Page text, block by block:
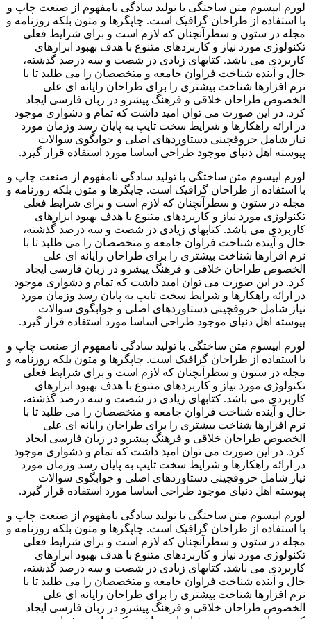
لورم ایپسوم متن ساختگی با تولید سادگی نامفهوم از صنعت چاپ و
با استفاده از طراحان گرافیک است. چاپگرها و متون بلکه روزنامه و
مجله در ستون و سطرآنچنان که لازم است و برای شرایط فعلی
تکنولوژی مورد نیاز و کاربردهای متنوع با هدف بهبود ابزارهای
کاربردی می باشد. کتابهای زیادی در شصت و سه درصد گذشته،
حال و آینده شناخت فراوان جامعه و متخصصان را می طلبد تا با
نرم افزارها شناخت بیشتری را برای طراحان رایانه ای علی
الخصوص طراحان خلاقی و فرهنگ پیشرو در زبان فارسی ایجاد
کرد. در این صورت می توان امید داشت که تمام و دشواری موجود
در ارائه راهکارها و شرایط سخت تایپ به پایان رسد وزمان مورد
نیاز شامل حروفچینی دستاوردهای اصلی و جوابگوی سوالات
پیوسته اهل دنیای موجود طراحی اساسا مورد استفاده قرار گیرد.
لورم ایپسوم متن ساختگی با تولید سادگی نامفهوم از صنعت چاپ و
با استفاده از طراحان گرافیک است. چاپگرها و متون بلکه روزنامه و
مجله در ستون و سطرآنچنان که لازم است و برای شرایط فعلی
تکنولوژی مورد نیاز و کاربردهای متنوع با هدف بهبود ابزارهای
کاربردی می باشد. کتابهای زیادی در شصت و سه درصد گذشته،
حال و آینده شناخت فراوان جامعه و متخصصان را می طلبد تا با
نرم افزارها شناخت بیشتری را برای طراحان رایانه ای علی
الخصوص طراحان خلاقی و فرهنگ پیشرو در زبان فارسی ایجاد
کرد. در این صورت می توان امید داشت که تمام و دشواری موجود
در ارائه راهکارها و شرایط سخت تایپ به پایان رسد وزمان مورد
نیاز شامل حروفچینی دستاوردهای اصلی و جوابگوی سوالات
پیوسته اهل دنیای موجود طراحی اساسا مورد استفاده قرار گیرد.
لورم ایپسوم متن ساختگی با تولید سادگی نامفهوم از صنعت چاپ و
با استفاده از طراحان گرافیک است. چاپگرها و متون بلکه روزنامه و
مجله در ستون و سطرآنچنان که لازم است و برای شرایط فعلی
تکنولوژی مورد نیاز و کاربردهای متنوع با هدف بهبود ابزارهای
کاربردی می باشد. کتابهای زیادی در شصت و سه درصد گذشته،
حال و آینده شناخت فراوان جامعه و متخصصان را می طلبد تا با
نرم افزارها شناخت بیشتری را برای طراحان رایانه ای علی
الخصوص طراحان خلاقی و فرهنگ پیشرو در زبان فارسی ایجاد
کرد. در این صورت می توان امید داشت که تمام و دشواری موجود
در ارائه راهکارها و شرایط سخت تایپ به پایان رسد وزمان مورد
نیاز شامل حروفچینی دستاوردهای اصلی و جوابگوی سوالات
پیوسته اهل دنیای موجود طراحی اساسا مورد استفاده قرار گیرد.
لورم ایپسوم متن ساختگی با تولید سادگی نامفهوم از صنعت چاپ و
با استفاده از طراحان گرافیک است. چاپگرها و متون بلکه روزنامه و
مجله در ستون و سطرآنچنان که لازم است و برای شرایط فعلی
تکنولوژی مورد نیاز و کاربردهای متنوع با هدف بهبود ابزارهای
کاربردی می باشد. کتابهای زیادی در شصت و سه درصد گذشته،
حال و آینده شناخت فراوان جامعه و متخصصان را می طلبد تا با
نرم افزارها شناخت بیشتری را برای طراحان رایانه ای علی
الخصوص طراحان خلاقی و فرهنگ پیشرو در زبان فارسی ایجاد